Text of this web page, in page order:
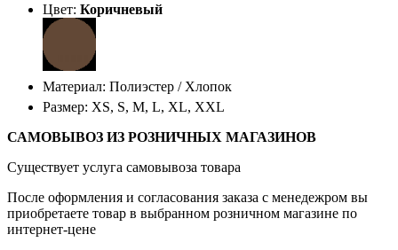
Цвет: Коричневый
Материал: Полиэстер / Хлопок
Размер: XS, S, M, L, XL, XXL
САМОВЫВОЗ ИЗ РОЗНИЧНЫХ МАГАЗИНОВ
Существует услуга самовывоза товара
После оформления и согласования заказа с менедежром вы
приобретаете товар в выбранном розничном магазине по
интернет-цене